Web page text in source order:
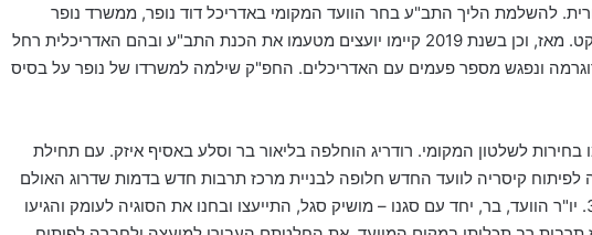
. להשלמת הליך התב"ע בחר הוועד המקומי באדריכל דוד נופר, ממשרד נופר
. מאז, וכן בשנת קיימו יועצים מטעמו את הכנת התב"ע ובהם האדריכלית רחל
ונפגש מספר פעמים עם האדריכלים. החפ"ק שילמה למשרדו של נופר על בסיס
בחירות לשלטון המקומי. רודריג הוחלפה בליאור בר וסלע באסיף איזק. עם תחילת
קיסריה לוועד החדש חלופה לבניית מרכז תרבות חדש בדמות שדרוג האולם
יו"ר הוועד, בר, יחד עם סגנו – מושיק סגל, התייעצו ובחנו את הסוגיה לעומק והגיעו